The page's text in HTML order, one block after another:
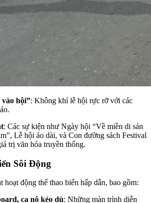
hội”: Không khí lễ hội rực rỡ với các
: Các sự kiện như Ngày hội “Về miền di sản
Lễ hội áo dài, và Con đường sách Festival
trị văn hóa truyền thống.
Sôi Động
hoạt động thể thao biển hấp dẫn, bao gồm:
ca nô kéo dù: Những màn trình diễn